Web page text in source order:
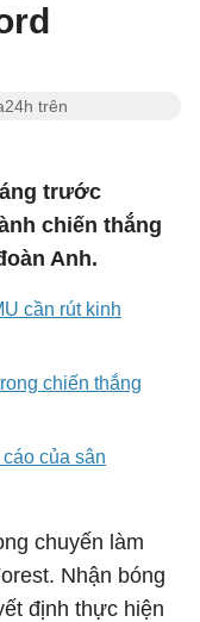
trên
trước
chiến thắng
Anh.
cần rút kinh
chiến thắng
của sân
chuyến làm
Nhận bóng
định thực hiện